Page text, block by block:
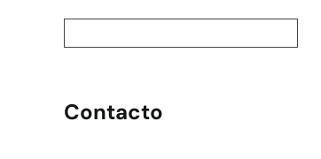
Contacto